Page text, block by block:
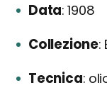
Data 1908
Collezione
Tecnica